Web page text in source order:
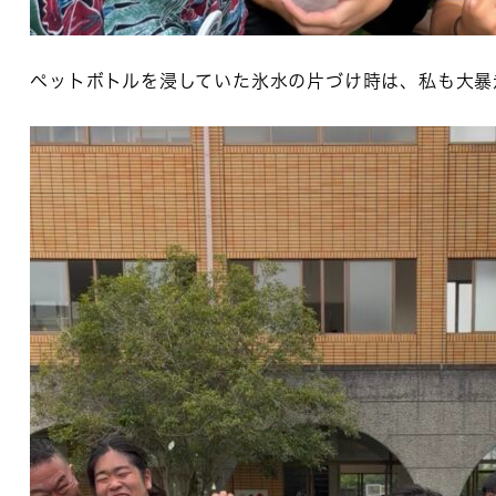
ペットボトルを浸していた氷水の片づけ時は、私も大